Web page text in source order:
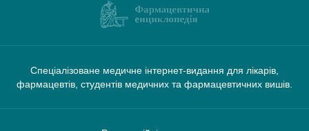
Спеціалізоване медичне інтернет-видання для лікарів,
фармацевтів, студентів медичних та фармацевтичних вишів.